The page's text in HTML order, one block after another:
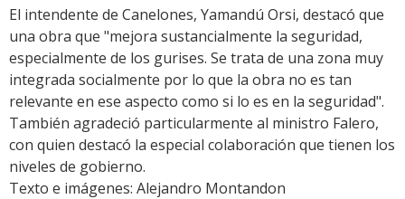
El intendente de Canelones, Yamandú Orsi, destacó que
una obra que "mejora sustancialmente la seguridad,
especialmente de los gurises. Se trata de una zona muy
integrada socialmente por lo que la obra no es tan
relevante en ese aspecto como si lo es en la seguridad".
También agradeció particularmente al ministro Falero,
con quien destacó la especial colaboración que tienen los
niveles de gobierno.
Texto e imágenes: Alejandro Montandon